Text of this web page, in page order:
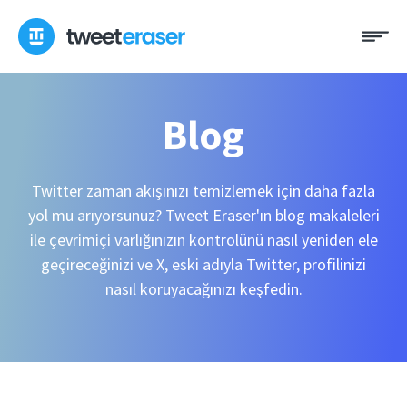
geç
Blog
Twitter zaman akışınızı temizlemek için daha fazla
yol mu arıyorsunuz? Tweet Eraser'ın blog makaleleri
ile çevrimiçi varlığınızın kontrolünü nasıl yeniden ele
geçireceğinizi ve X, eski adıyla Twitter, profilinizi
nasıl koruyacağınızı keşfedin.